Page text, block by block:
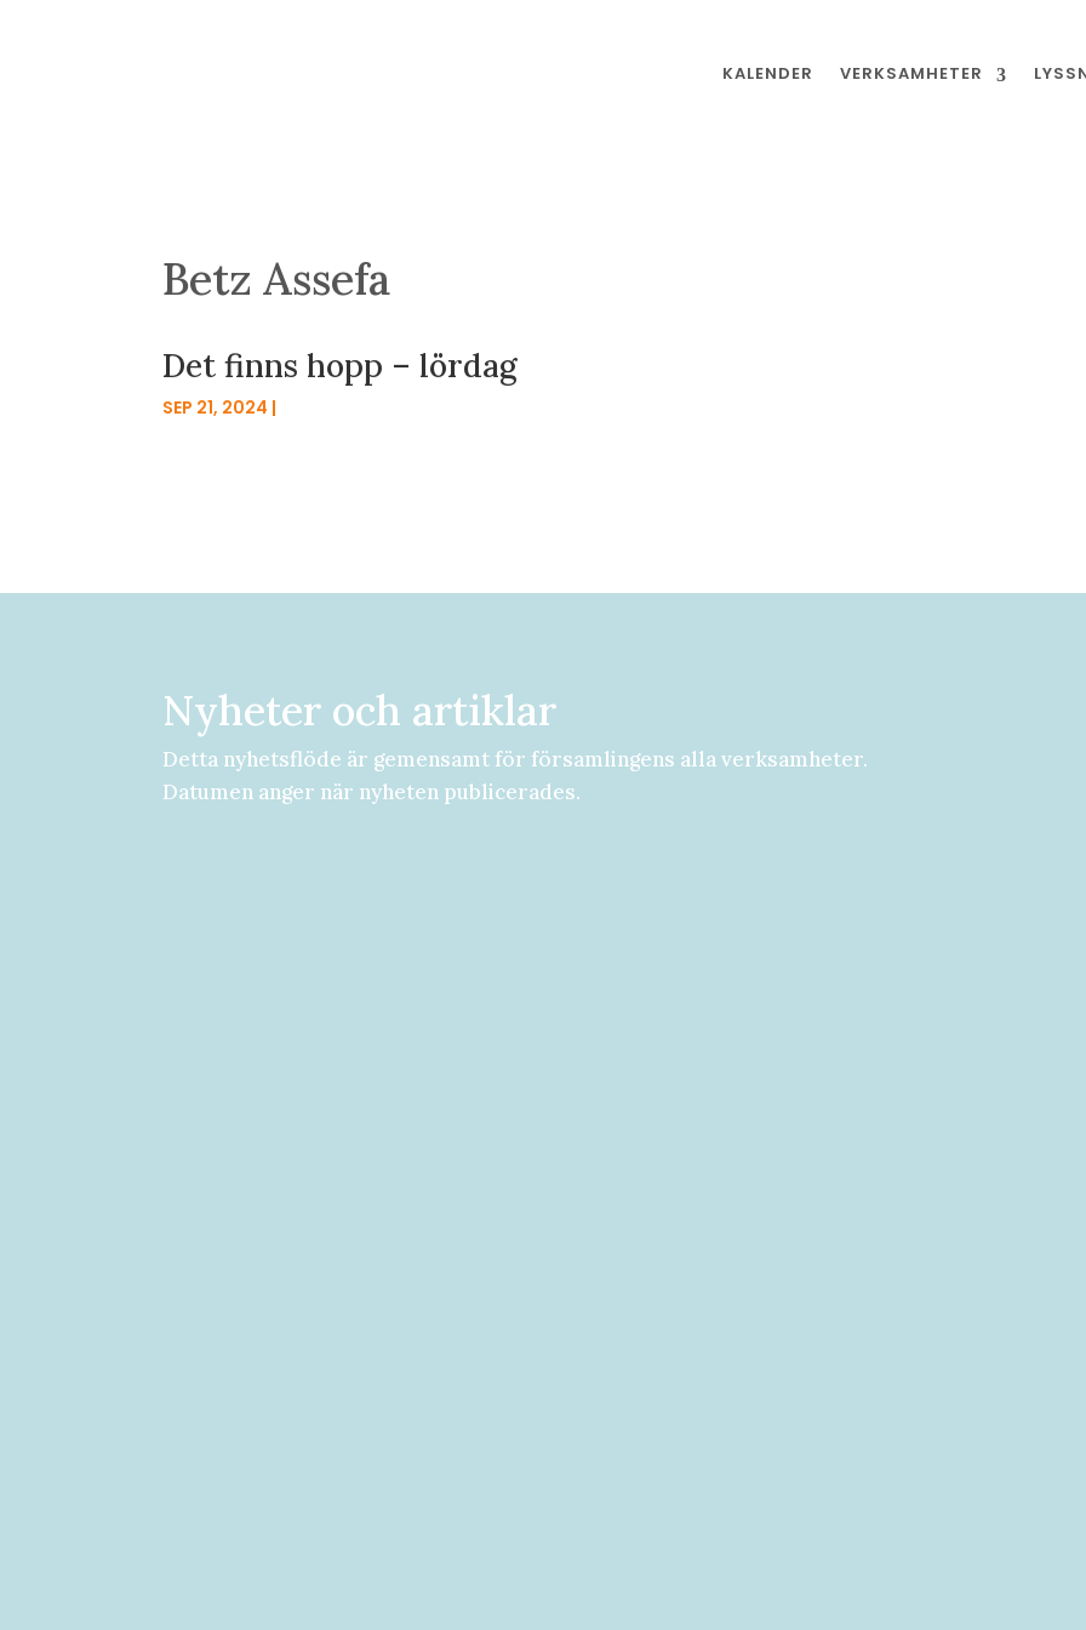
KALENDER VERKSAMHETER
Betz Assefa
Det finns hopp – lördag
SEP 21, 2024 |
Nyheter och artiklar
Detta nyhetsflöde är gemensamt för församlingens alla verksamheter.
Datumen anger när nyheten publicerades.